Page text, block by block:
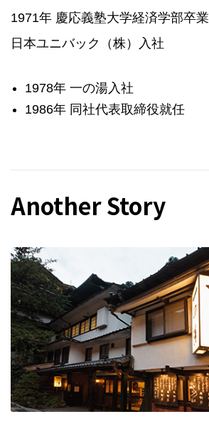
1971年 慶応義塾大学経済学部卒業
日本ユニバック（株）入社
1978年 一の湯入社
1986年 同社代表取締役就任
Another Story